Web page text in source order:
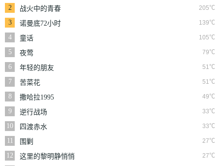
2 205℃
战火中的青春
3
139℃
诺曼底72小时
4
105℃
童话
5
79℃
夜莺
6
51℃
年轻的朋友
7
51℃
苦菜花
8
49℃
撒哈拉1995
9
33℃
逆行战场
10
33℃
四渡赤水
11
27℃
围剿
12
27℃
这里的黎明静悄悄